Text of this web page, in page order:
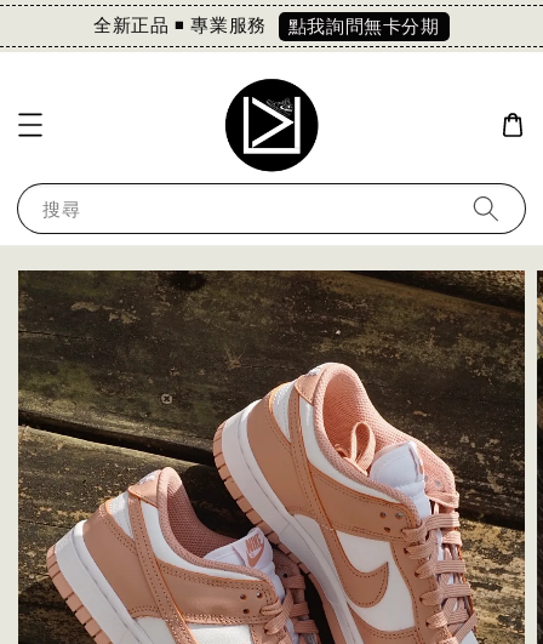
全新正品 ◾️ 專業服務 點我詢問無卡分期
搜尋